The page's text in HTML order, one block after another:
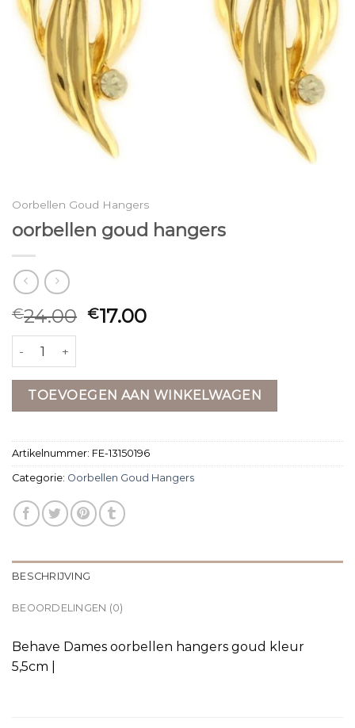
Oorbellen Goud Hangers
oorbellen goud hangers
€24.00 €17.00
oorbellen goud hangers aantal
TOEVOEGEN AAN WINKELWAGEN
Artikelnummer: FE-13150196
Categorie: Oorbellen Goud Hangers
BESCHRIJVING
BEOORDELINGEN (0)
Behave Dames oorbellen hangers goud kleur
5,5cm |